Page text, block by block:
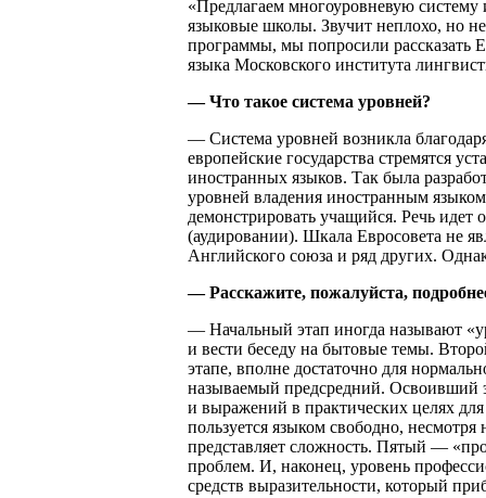
«Предлагаем многоуровневую
языковые школы. Звучит неплохо, но
программы, мы попросили рассказать
языка Московского института
— Что такое система уровней?
— Система уровней возникла
европейские государства стремятся
иностранных языков. Так была
уровней владения иностранным
демонстрировать учащийся. Речь идет
(аудировании). Шкала Евросовета не
Английского союза и ряд других.
— Расскажите, пожалуйста,
— Начальный этап иногда называют
и вести беседу на бытовые темы.
этапе, вполне достаточно для
называемый предсредний. Освоивший
и выражений в практических целях
пользуется языком свободно,
представляет сложность. Пятый —
проблем. И, наконец, уровень
средств выразительности, который